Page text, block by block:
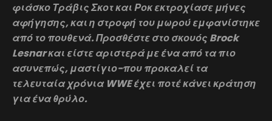
φιάσκο Τράβις Σκοτ και Ροκ εκτροχίασε μήνες
αφήγησης, και η στροφή του μωρού εμφανίστηκε
από το πουθενά. Προσθέστε στο σκουός Brock
Lesnar και είστε αριστερά με ένα από τα πιο
ασυνεπώς, μαστίγιο-που προκαλεί τα
τελευταία χρόνια WWE έχει ποτέ κάνει κράτηση
για ένα θρύλο.